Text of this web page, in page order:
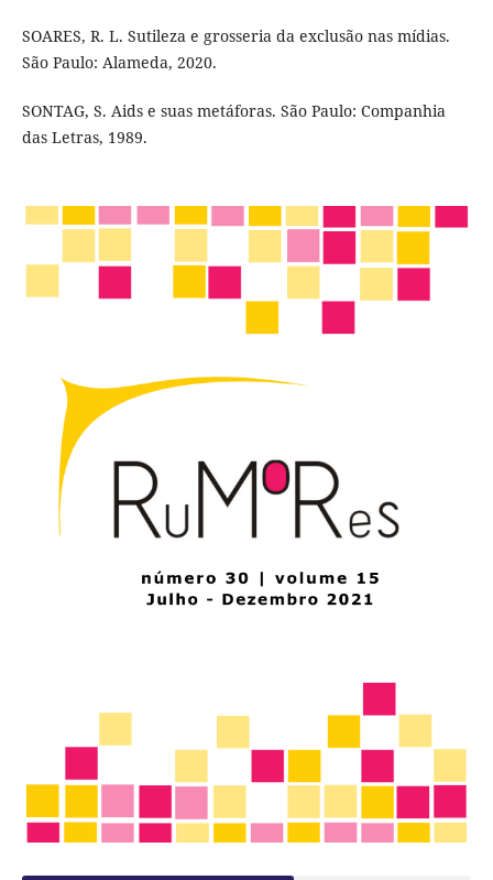
SOARES, R. L. Sutileza e grosseria da exclusão nas mídias.
São Paulo: Alameda, 2020.
SONTAG, S. Aids e suas metáforas. São Paulo: Companhia
das Letras, 1989.